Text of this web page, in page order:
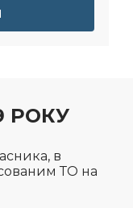
РОКУ
в
ТО на